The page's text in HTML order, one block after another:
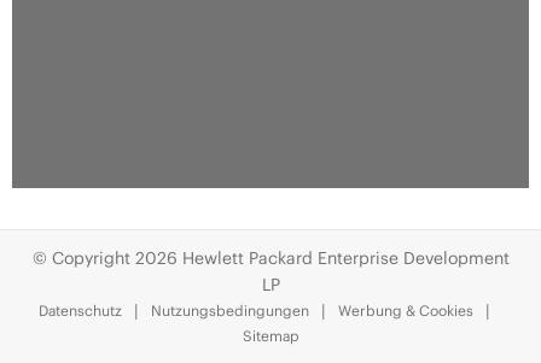
© Copyright 2026 Hewlett Packard Enterprise Development
LP
Datenschutz Nutzungsbedingungen
Werbung & Cookies
Sitemap